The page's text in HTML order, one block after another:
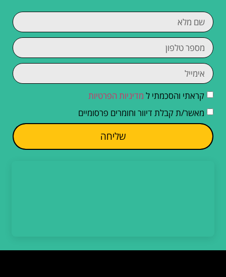
קראתי והסכמתי ל מדיניות הפרטיות
מאשר/ת קבלת דיוור וחומרים פרסומיים
שליחה